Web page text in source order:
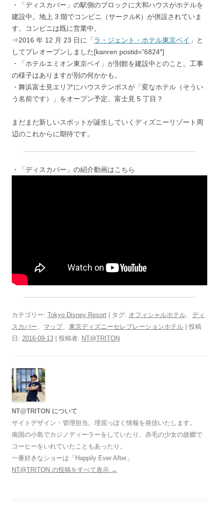
・「ディスカバー」の駅側のブロックに大和ハウスがホテルを
建設中。地上 3 階でコンビニ（サークルK）が併設されていま
す。コンビニは既に営業中。
⇒2016 年 12 月 23 日に「ラ・ジェント・ホテル東京ベイ 」と
してプレオープンしました[kanren postid=”6824″]
・「ホテルエミオン東京ベイ」が別館を建設中とのこと。工事
の様子はありますが別の何かかも。
・舞浜富士見エリアにハウステンボスが「変なホテル（そうい
う名前です）」をオープン予定。富士見 5 丁目？
まだまだ新しいスポットが誕生していくディズニーリゾート周
辺のこれからに期待です。
・「ディスカバー」の紹介動画はこちら
カテゴリー: Tokyo Disney Resort | タグ: オフィシャルホテル
ディ
スカバー
マップ、 東京ディズニーセレブレーションホテル | 投稿
日: 2016-09-13 投稿者: NT@TRITON
NT@TRITON について
サイトデザイン・管理担当。理屈っぽく情報を発信いたします。
南国の小島でカジノディーラーをしていたり、赤毛の少女の故郷で
コーヒーをいれていたこともあったり。
一番好きなショーは「Happily Ever After」
NT@TRITON の投稿をすべて表示 →